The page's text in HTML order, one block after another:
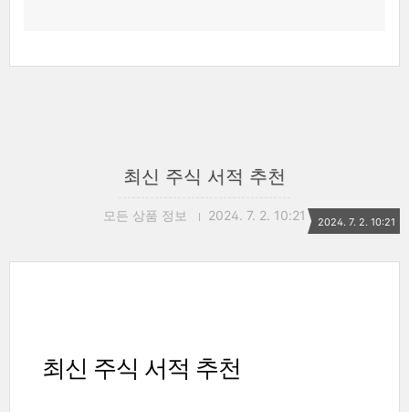
최신 주식 서적 추천
모든 상품 정보 2024. 7. 2. 10:21 2024. 7. 2. 10:21
최신 주식 서적 추천